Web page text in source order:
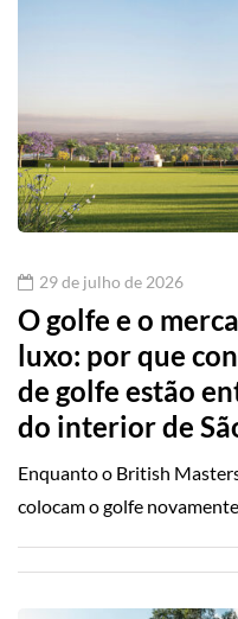
29 de julho de 2026
O golfe e o
luxo: por que
de golfe estão
do interior de
Enquanto o British
colocam o golfe